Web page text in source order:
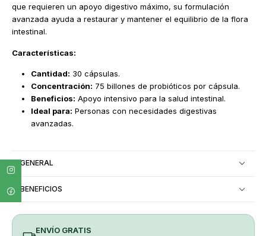
que requieren un apoyo digestivo máximo, su formulación
avanzada ayuda a restaurar y mantener el equilibrio de la flora
intestinal.
Características:
Cantidad: 30 cápsulas.
Concentración: 75 billones de probióticos por cápsula.
Beneficios: Apoyo intensivo para la salud intestinal.
Ideal para: Personas con necesidades digestivas
avanzadas.
GENERAL
BENEFICIOS
ENVÍO GRATIS